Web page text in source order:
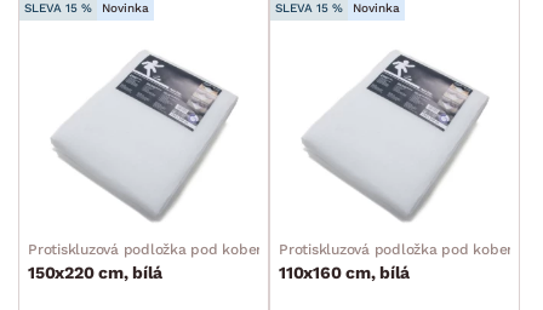
SKLADOVOST
SLEVA 15 % Novinka
Protiskluzová podložka pod koberec
150x220 cm, bílá
SLEVA 15 % Novinka
Protiskluzová podložka pod koberec
110x160 cm, bílá